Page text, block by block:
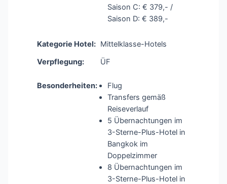
Saison C: € 379,- /
Saison D: € 389,-
Kategorie Hotel: Mittelklasse-Hotels
Verpflegung:
ÜF
Besonderheiten:
Flug
Transfers gemäß
Reiseverlauf
5 Übernachtungen im
3-Sterne-Plus-Hotel in
Bangkok im
Doppelzimmer
8 Übernachtungen im
3-Sterne-Plus-Hotel in